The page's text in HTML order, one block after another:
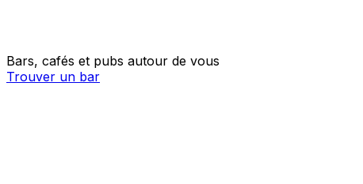
Bars, cafés et pubs autour de vous
Trouver un bar